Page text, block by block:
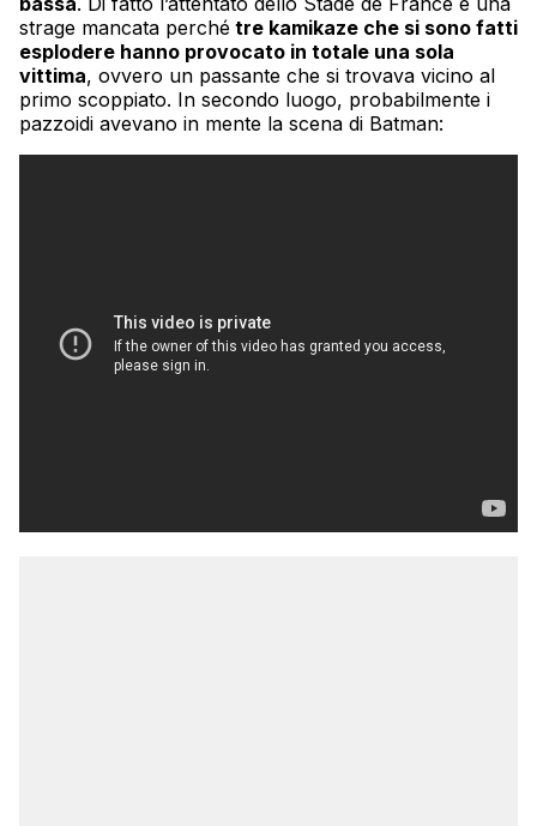
strage mancata perché tre kamikaze che si sono fatti
esplodere hanno provocato in totale una sola
vittima, ovvero un passante che si trovava vicino al
primo scoppiato. In secondo luogo, probabilmente i
pazzoidi avevano in mente la scena di Batman: